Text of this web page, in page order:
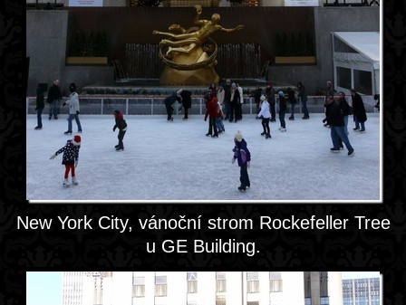
New York City, vánoční strom Rockefeller Tree
u GE Building.